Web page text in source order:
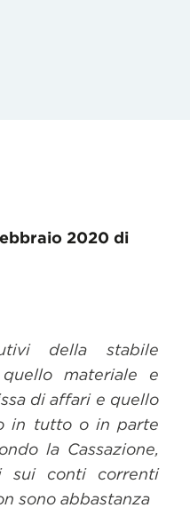
2020 di
della stabile
materiale e
di affari e quello
in tutto o in parte
la Cassazione,
sui conti correnti
sono abbastanza